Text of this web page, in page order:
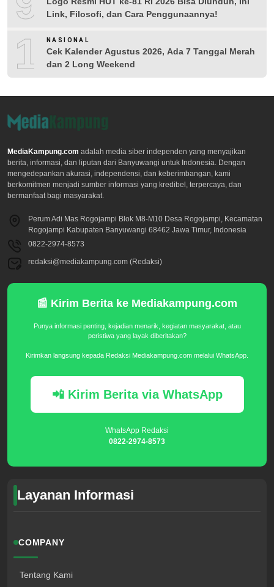
Link, Filosofi, dan Cara Penggunaannya!
10NASIONAL
Cek Kalender Agustus 2026, Ada 7 Tanggal Merah
dan 2 Long Weekend
MediaKampung.com adalah media siber independen yang menyajikan
berita, informasi, dan liputan dari Banyuwangi untuk Indonesia. Dengan
mengedepankan akurasi, independensi, dan keberimbangan, kami
berkomitmen menjadi sumber informasi yang kredibel, terpercaya, dan
bermanfaat bagi masyarakat.
Perum Adi Mas Rogojampi Blok M8-M10 Desa Rogojampi, Kecamatan
Rogojampi Kabupaten Banyuwangi 68462 Jawa Timur, Indonesia
0822-2974-8573
redaksi@mediakampung.com (Redaksi)
📰 Kirim Berita ke Mediakampung.com
Punya informasi penting, kejadian menarik, kegiatan masyarakat, atau
peristiwa yang layak diberitakan?
Kirimkan langsung kepada Redaksi Mediakampung.com melalui WhatsApp.
📲 Kirim Berita via WhatsApp
WhatsApp Redaksi
0822-2974-8573
Layanan Informasi
COMPANY
Tentang Kami